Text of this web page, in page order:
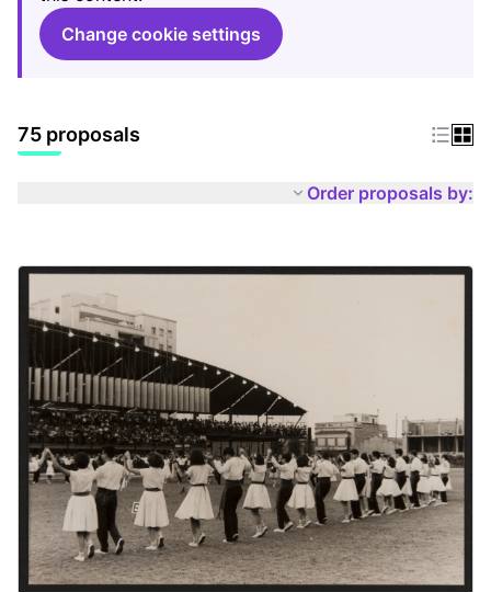
Change cookie settings
75 proposals
Order proposals by: